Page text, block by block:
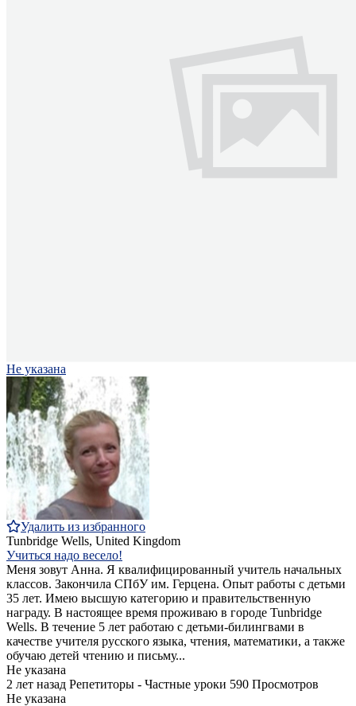
Не указана
Удалить из избранного
Tunbridge Wells, United Kingdom
Учиться надо весело!
Меня зовут Анна. Я квалифицированный учитель начальных
классов. Закончила СПбУ им. Герцена. Опыт работы c детьми
35 лет. Имею высшую категорию и правительственную
награду. В настоящее время проживаю в городе Tunbridge
Wells. В течение 5 лет работаю с детьми-билингвами в
качестве учителя русского языка, чтения, математики, а также
обучаю детей чтению и письму...
Не указана
2 лет назад Репетиторы - Частные уроки 590 Просмотров
Не указана